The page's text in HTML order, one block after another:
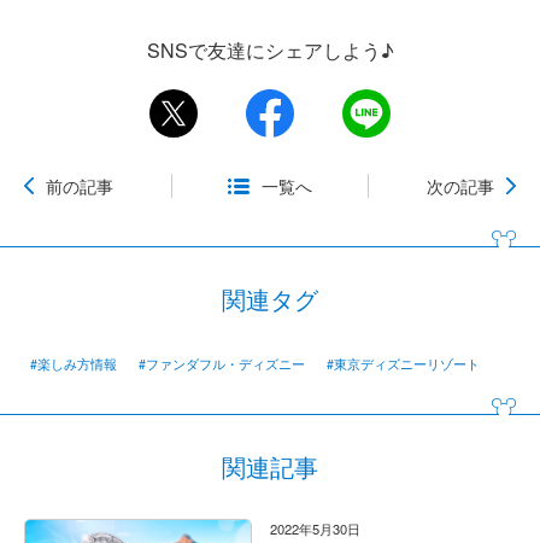
SNSで友達にシェアしよう♪
前の記事 一覧へ 次の記事
関連タグ
#楽しみ方情報 #ファンダフル・ディズニー #東京ディズニーリゾート
関連記事
2022年5月30日